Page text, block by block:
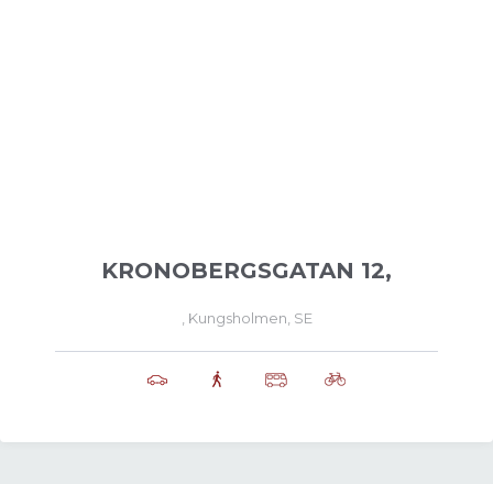
KRONOBERGSGATAN 12,
, Kungsholmen, SE